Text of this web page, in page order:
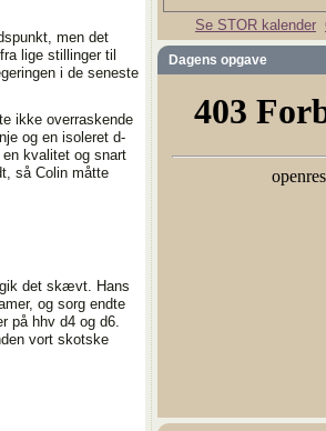
men det
lige stillinger til
i de seneste
ikke overraskende
og en isoleret d-
kvalitet og snart
så Colin måtte
det skævt. Hans
og sorg endte
på hhv d4 og d6.
vort skotske
Se STOR kalender
Dagens opgave